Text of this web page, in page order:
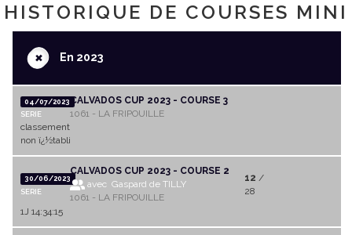
HISTORIQUE DE COURSES MINI
+En 2023
04/07/2023
SERIE
CALVADOS CUP 2023 - COURSE 3
1061 - LA FRIPOUILLE
classement
non ï¿½tabli
30/06/2023
SERIE
CALVADOS CUP 2023 - COURSE 2
avec Gaspard de TILLY
1061 - LA FRIPOUILLE
12 /
28
1J 14:34:15